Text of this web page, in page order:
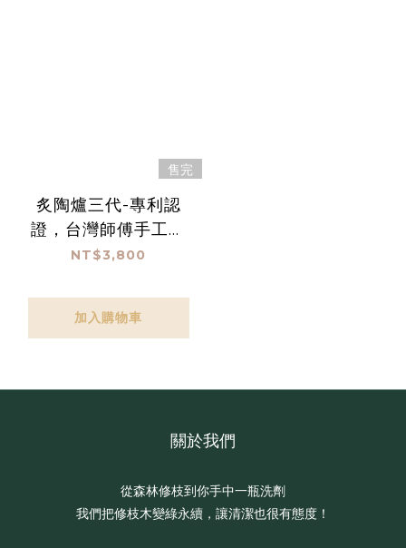
售完
炙陶爐三代-專利認
證，台灣師傅手工製
作，完美多功的火燒陶
【#65104】
NT$3,800
加入購物車
關於我們
從森林修枝到你手中一瓶洗劑
我們把修枝木變綠永續，讓清潔也很有態度！